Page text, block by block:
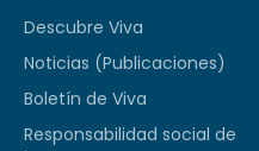
Descubre Viva
Noticias (Publicaciones)
Boletín de Viva
Responsabilidad social de